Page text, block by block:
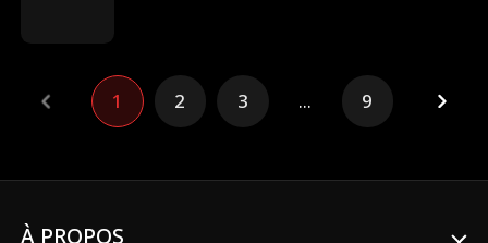
1 2 3 ... 9
À PROPOS